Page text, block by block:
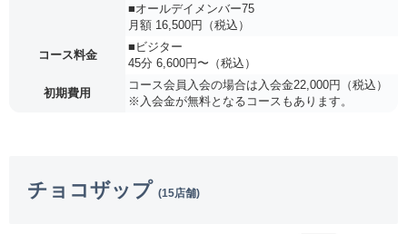
■オールデイメンバー75
月額 16,500円（税込）
コース料金
■ビジター
45分 6,600円〜（税込）
初期費用
コース会員入会の場合は入会金22,000円（税込）
※入会金が無料となるコースもあります。
チョコザップ (15店舗)